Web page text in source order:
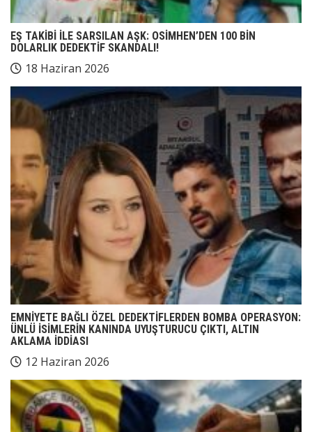
EŞ TAKİBİ İLE SARSILAN AŞK: OSİMHEN’DEN 100 BİN
DOLARLIK DEDEKTİF SKANDALI!
18 Haziran 2026
EMNİYETE BAĞLI ÖZEL DEDEKTİFLERDEN BOMBA OPERASYON:
ÜNLÜ İSİMLERİN KANINDA UYUŞTURUCU ÇIKTI, ALTIN
AKLAMA İDDİASI
12 Haziran 2026